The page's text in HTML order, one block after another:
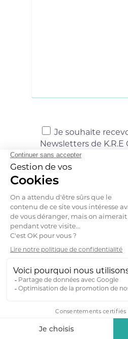
Je souhaite
Newsletters de K.R.E
Envoyer